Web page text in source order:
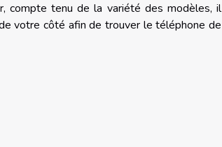
compte tenu de la variété des modèles, il
votre côté afin de trouver le téléphone de